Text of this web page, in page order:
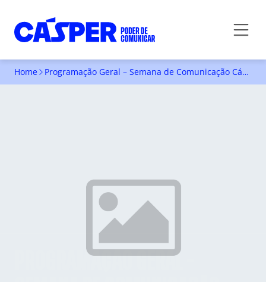
Home Programação Geral – Semana de Comunicação Cásper Líbero 2017
PROGRAMAÇÃO GERAL -